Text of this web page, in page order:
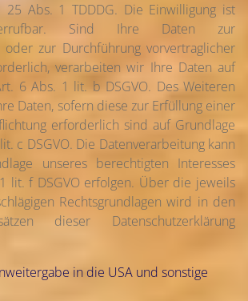
25 Abs. 1 TDDDG. Die Einwilligung ist
Sind Ihre Daten zur
oder zur Durchführung vorvertraglicher
verarbeiten wir Ihre Daten auf
6 Abs. 1 lit. b DSGVO. Des Weiteren
Daten, sofern diese zur Erfüllung einer
erforderlich sind auf Grundlage
c DSGVO. Die Datenverarbeitung kann
unseres berechtigten Interesses
lit. f DSGVO erfolgen. Über die jeweils
Rechtsgrundlagen wird in den
dieser Datenschutzerklärung
in die USA und sonstige